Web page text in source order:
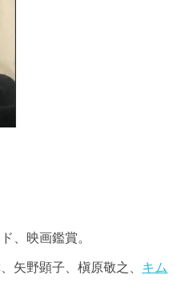
、映画鑑賞。
矢野顕子、槇原敬之、 キム